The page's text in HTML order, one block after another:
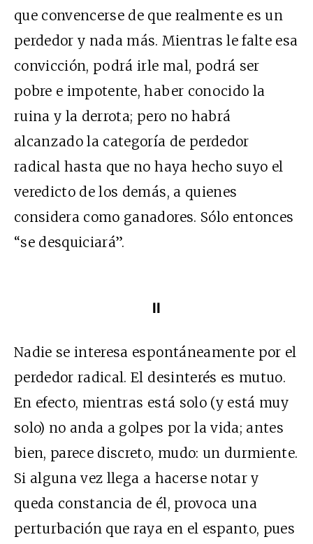
que convencerse de que realmente es un
perdedor y nada más. Mientras le falte esa
convicción, podrá irle mal, podrá ser
pobre e impotente, haber conocido la
ruina y la derrota; pero no habrá
alcanzado la categoría de perdedor
radical hasta que no haya hecho suyo el
veredicto de los demás, a quienes
considera como ganadores. Sólo entonces
“se desquiciará”.
II
Nadie se interesa espontáneamente por el
perdedor radical. El desinterés es mutuo.
En efecto, mientras está solo (y está muy
solo) no anda a golpes por la vida; antes
bien, parece discreto, mudo: un durmiente.
Si alguna vez llega a hacerse notar y
queda constancia de él, provoca una
perturbación que raya en el espanto, pues